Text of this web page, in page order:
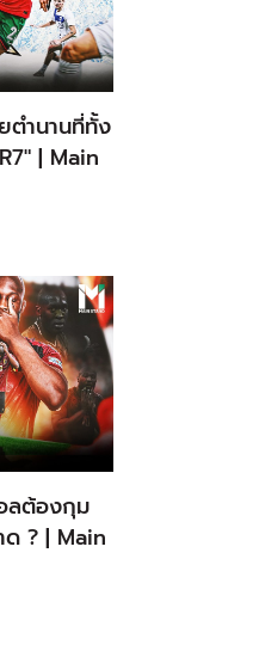
ตำนานที่ทั้ง
| Main
ลต้องกุม
? | Main